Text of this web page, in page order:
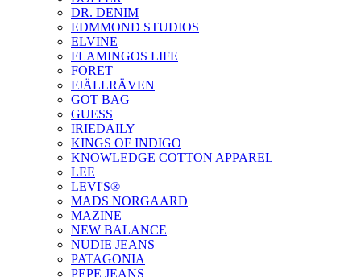
DR. DENIM
EDMMOND STUDIOS
ELVINE
FLAMINGOS LIFE
FORET
FJÄLLRÄVEN
GOT BAG
GUESS
IRIEDAILY
KINGS OF INDIGO
KNOWLEDGE COTTON APPAREL
LEE
LEVI'S®
MADS NORGAARD
MAZINE
NEW BALANCE
NUDIE JEANS
PATAGONIA
PEPE JEANS